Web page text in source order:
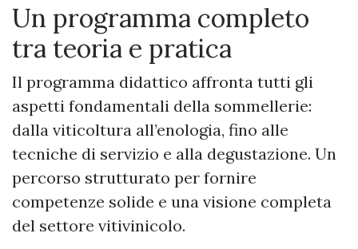
Un programma completo
tra teoria e pratica
Il programma didattico affronta tutti gli
aspetti fondamentali della sommellerie:
dalla viticoltura all’enologia, fino alle
tecniche di servizio e alla degustazione. Un
percorso strutturato per fornire
competenze solide e una visione completa
del settore vitivinicolo.